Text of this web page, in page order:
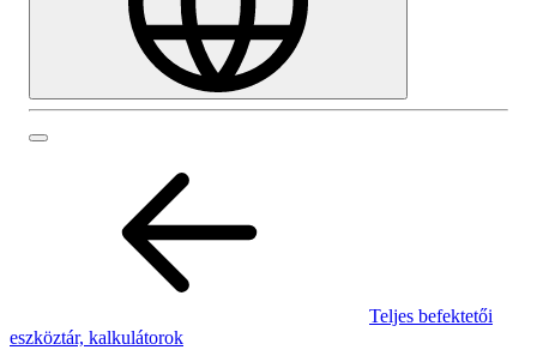
Teljes befektetői
eszköztár, kalkulátorok